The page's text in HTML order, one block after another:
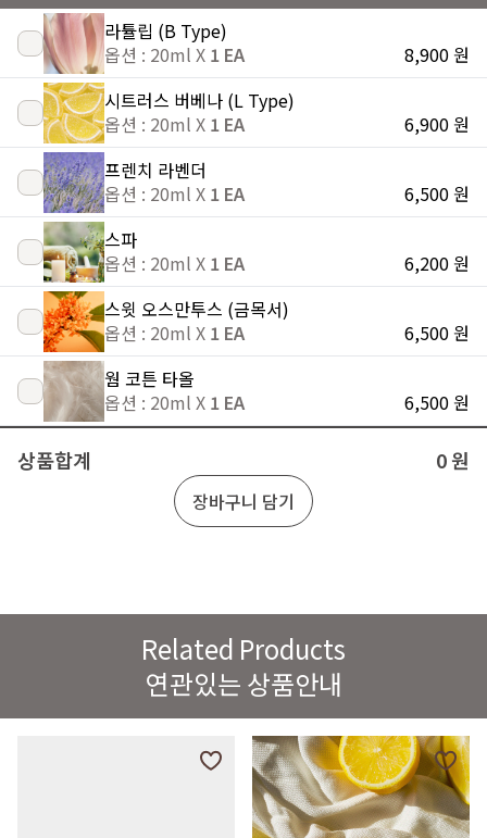
라튤립 (B Type)
옵션 : 20ml X 1 EA
8,900 원
시트러스 버베나 (L Type)
옵션 : 20ml X 1 EA
6,900 원
프렌치 라벤더
옵션 : 20ml X 1 EA
6,500 원
스파
옵션 : 20ml X 1 EA
6,200 원
스윗 오스만투스 (금목서)
옵션 : 20ml X 1 EA
6,500 원
웜 코튼 타올
옵션 : 20ml X 1 EA 6,500 원
상품합계 0 원
장바구니 담기
Related Products
연관있는 상품안내